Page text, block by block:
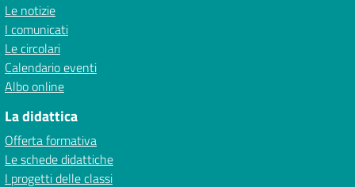
Le notizie
I comunicati
Le circolari
Calendario eventi
Albo online
La didattica
Offerta formativa
Le schede didattiche
I progetti delle classi